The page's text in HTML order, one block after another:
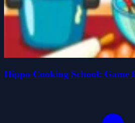
Hippo Cooking School: Game